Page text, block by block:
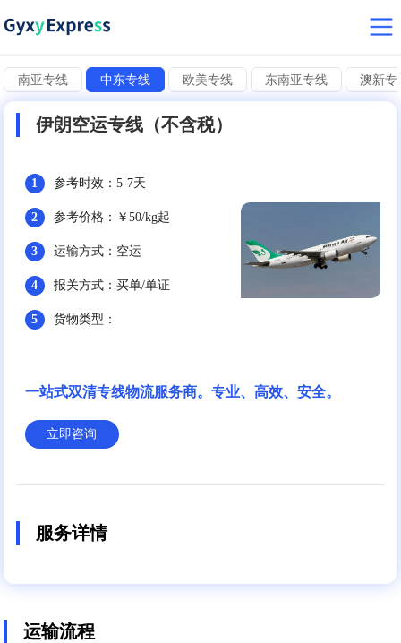
南亚专线 中东专线 欧美专线 东南亚专线 澳新专
伊朗空运专线（不含税）
1 参考时效：5-7天
2 参考价格：￥50/kg起
3 运输方式：空运
4 报关方式：买单/单证
5 货物类型：
一站式双清专线物流服务商。专业、高效、安全。
立即咨询
服务详情
运输流程